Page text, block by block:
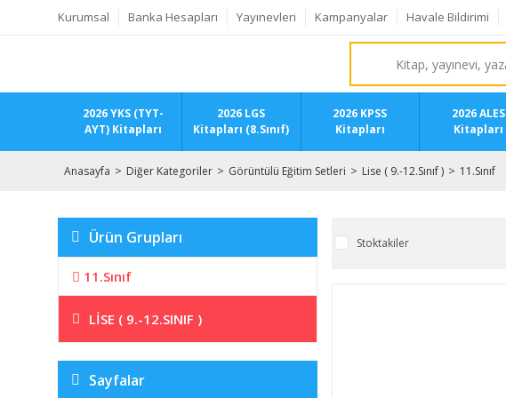
Kurumsal Banka Hesapları Yayınevleri Kampanyalar Havale Bildirimi
2026 YKS (TYT-
AYT) Kitapları
2026 LGS
Kitapları (8.Sınıf)
2026 KPSS
Kitapları
2026 ALES
Kitapları
Anasayfa Diğer Kategoriler Görüntülü Eğitim Setleri Lise ( 9.-12.Sınıf ) 11.Sınıf
Ürün Grupları
11.Sınıf
LISE ( 9.-12.SINIF )
Sayfalar
Stoktakiler